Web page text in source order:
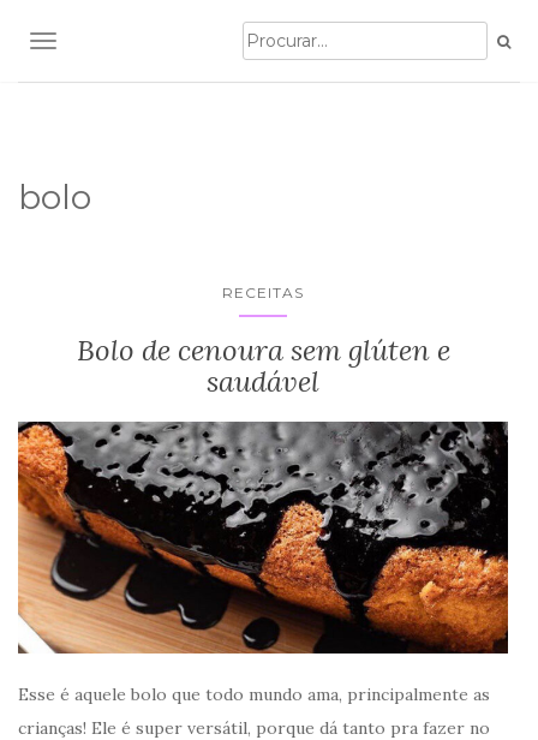
TOGGLE NAVIGATION
bolo
RECEITAS
Bolo de cenoura sem glúten e
saudável
Esse é aquele bolo que todo mundo ama, principalmente as
crianças! Ele é super versátil, porque dá tanto pra fazer no